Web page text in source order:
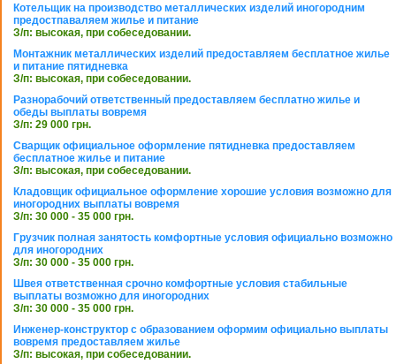
Котельщик на производство металлических изделий иногородним
предостпаваляем жилье и питание
З/п: высокая, при собеседовании.
Монтажник металлических изделий предоставляем бесплатное жилье
и питание пятидневка
З/п: высокая, при собеседовании.
Разнорабочий ответственный предоставляем бесплатно жилье и
обеды выплаты вовремя
З/п: 29 000 грн.
Сварщик официальное оформление пятидневка предоставляем
бесплатное жилье и питание
З/п: высокая, при собеседовании.
Кладовщик официальное оформление хорошие условия возможно для
иногородних выплаты вовремя
З/п: 30 000 - 35 000 грн.
Грузчик полная занятость комфортные условия официально возможно
для иногородних
З/п: 30 000 - 35 000 грн.
Швея ответственная срочно комфортные условия стабильные
выплаты возможно для иногородних
З/п: 30 000 - 35 000 грн.
Инженер-конструктор с образованием оформим официально выплаты
вовремя предоставляем жилье
З/п: высокая, при собеседовании.